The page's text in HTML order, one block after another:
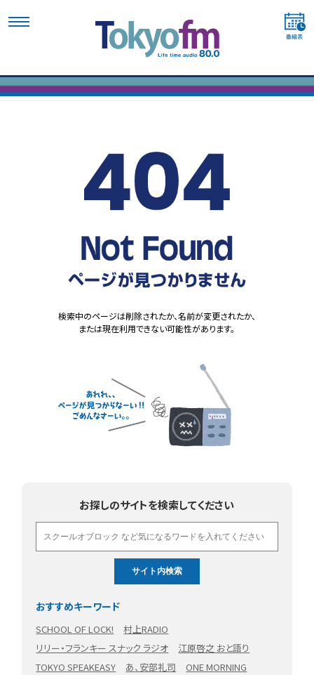
検索中のページは削除されたか、名前が変更されたか、
または現在利用できない可能性があります。
お探しのサイトを検索してください
おすすめキーワード
SCHOOL OF LOCK!
村上RADIO
リリー・フランキー スナック ラジオ
江原啓之 おと語り
TOKYO SPEAKEASY
あ、安部礼司
ONE MORNING